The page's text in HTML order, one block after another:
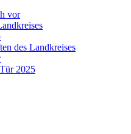
vor
des Landkreises
2025